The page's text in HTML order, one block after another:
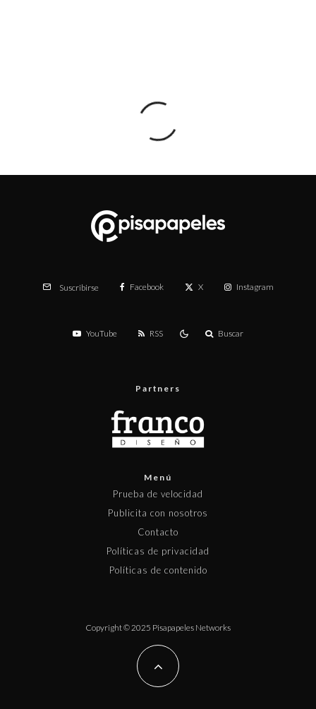
Suscribirse Facebook X Instagram
YouTube RSS Buscar
Partners
Menú
Prueba de velocidad
Publicita con nosotros
Contacto
Políticas de privacidad
Políticas de contenido
Copyright © 2025 Pisapapeles Networks